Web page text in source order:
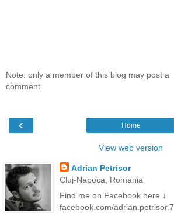
Note: only a member of this blog may post a
comment.
‹ Home
View web version
Adrian Petrisor
Cluj-Napoca, Romania
Find me on Facebook here ↓
facebook.com/adrian.petrisor.7